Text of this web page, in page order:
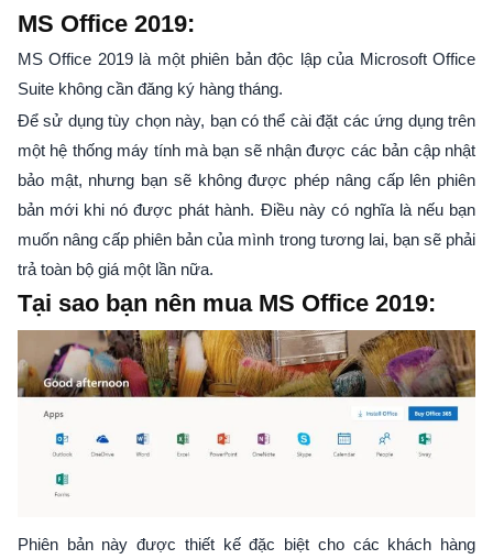
MS Office 2019:
MS Office 2019 là một phiên bản độc lập của Microsoft Office
Suite không cần đăng ký hàng tháng.
Để sử dụng tùy chọn này, bạn có thể cài đặt các ứng dụng trên
một hệ thống máy tính mà bạn sẽ nhận được các bản cập nhật
bảo mật, nhưng bạn sẽ không được phép nâng cấp lên phiên
bản mới khi nó được phát hành. Điều này có nghĩa là nếu bạn
muốn nâng cấp phiên bản của mình trong tương lai, bạn sẽ phải
trả toàn bộ giá một lần nữa.
Tại sao bạn nên mua MS Office 2019:
Phiên bản này được thiết kế đặc biệt cho các khách hàng